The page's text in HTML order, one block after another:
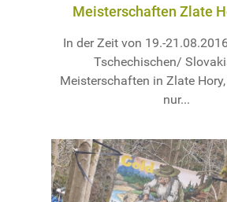
Meisterschaften Zlate
In der Zeit von 19.-
Tschechischen/
Meisterschaften in Zlate
nur...